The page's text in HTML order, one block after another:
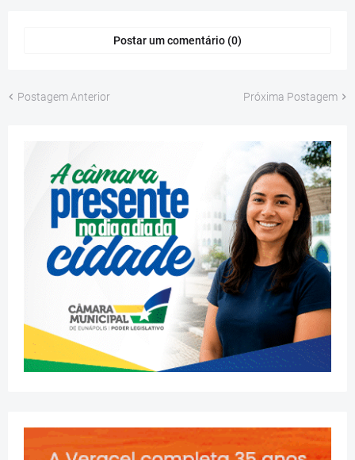
Postar um comentário (0)
Postagem Anterior Próxima Postagem